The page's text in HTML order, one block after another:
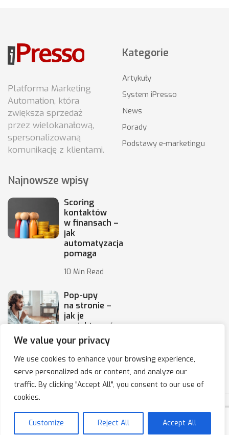
We value your privacy
We use cookies to enhance your browsing experience,
serve personalized ads or content, and analyze our
traffic. By clicking "Accept All", you consent to our use of
cookies.
Customize Reject All Accept All
Platforma Marketing
Automation, która
zwiększa sprzedaż
przez wielokanałową,
spersonalizowaną
komunikację z klientami.
Kategorie
Artykuły
System iPresso
News
Porady
Podstawy e-marketingu
Najnowsze wpisy
Scoring
kontaktów
w finansach –
jak
automatyzacja
pomaga
10 Min Read
Pop-upy
na stronie –
jak je
projektować,
by
10 Min Read
Copyright © 2020-2025 IPresso S.A. Marketing Automation
Polityka prywatności